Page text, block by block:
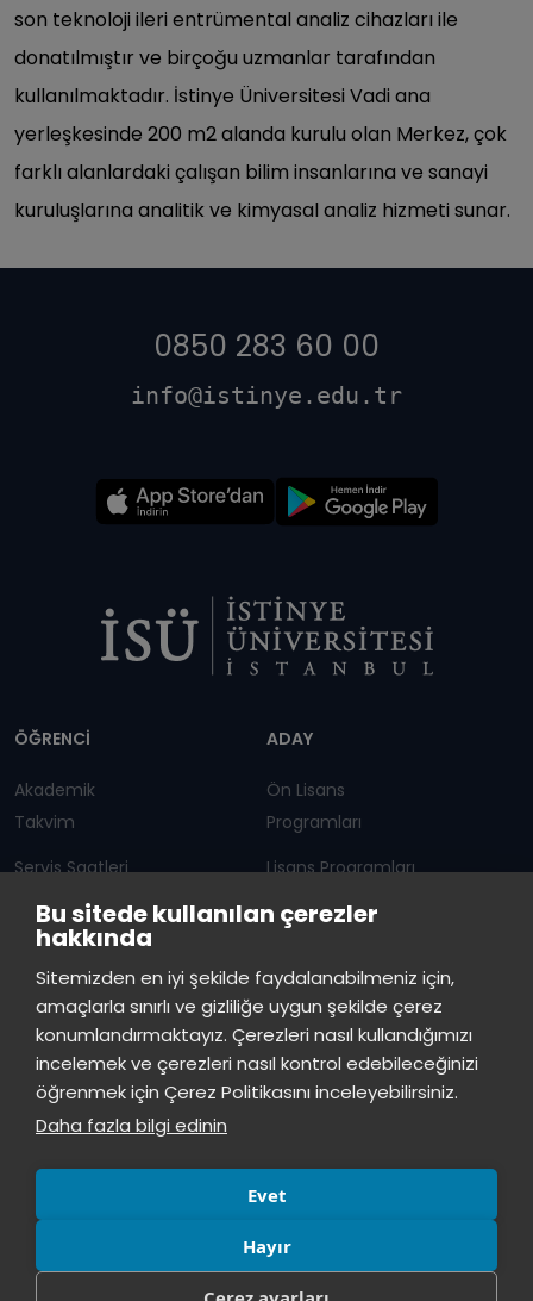
Bu sitede kullanılan çerezler
hakkında
Sitemizden en iyi şekilde faydalanabilmeniz için,
amaçlarla sınırlı ve gizliliğe uygun şekilde çerez
konumlandırmaktayız. Çerezleri nasıl kullandığımızı
incelemek ve çerezleri nasıl kontrol edebileceğinizi
öğrenmek için Çerez Politikasını inceleyebilirsiniz.
Daha fazla bilgi edinin
Evet
Hayır
son teknoloji ileri entrümental analiz cihazları ile
donatılmıştır ve birçoğu uzmanlar tarafından
kullanılmaktadır. İstinye Üniversitesi Vadi ana
yerleşkesinde 200 m2 alanda kurulu olan Merkez, çok
farklı alanlardaki çalışan bilim insanlarına ve sanayi
kuruluşlarına analitik ve kimyasal analiz hizmeti sunar.
0850 283 60 00
info@istinye.edu.tr
ÖĞRENCİ
Akademik
Takvim
Servis Saatleri
Duyurular
ADAY
Ön Lisans
Programları
Lisans Programları
Lisansüstü
İSTİNYE
Basın
Kiti
İhaleler İstinye Post Kampüslerimiz
çevrimiçi
İstinye Üniversitesi
Merhaba! Size nasıl yardımcı
olabilirim?